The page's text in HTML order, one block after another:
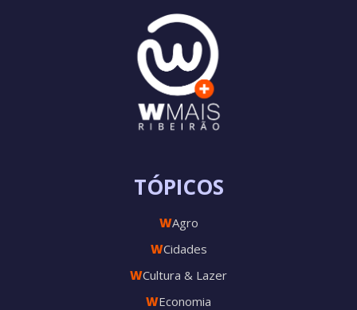
TÓPICOS
WAgro
WCidades
WCultura & Lazer
WEconomia